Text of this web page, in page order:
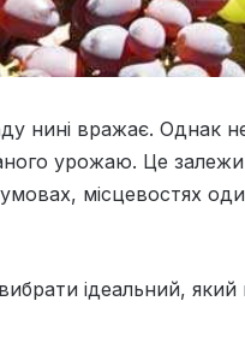
нині вражає. Однак
урожаю. Це
умовах, місцевостях
ідеальний,